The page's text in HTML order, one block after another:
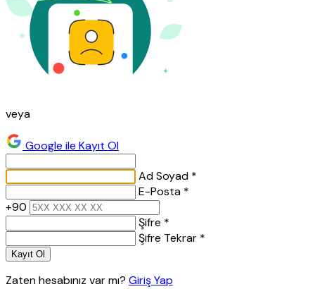
veya
Google ile Kayıt Ol
Ad Soyad *
E-Posta *
+90
Şifre *
Şifre Tekrar *
Kayıt Ol
Zaten hesabınız var mı? Giriş Yap